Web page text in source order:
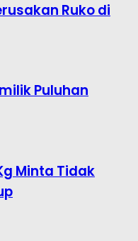
Ruko di
Puluhan
Minta Tidak